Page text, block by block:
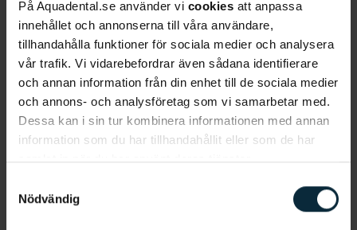
På Aquadental.se använder vi cookies att anpassa
innehållet och annonserna till våra användare,
tillhandahålla funktioner för sociala medier och analysera
vår trafik. Vi vidarebefordrar även sådana identifierare
och annan information från din enhet till de sociala medier
och annons- och analysföretag som vi samarbetar med.
Dessa kan i sin tur kombinera informationen med annan
information som du har tillhandahållit eller som de har
samlat in när du har använt deras tjänster.
Nödvändig
Dra ut en visdomstand i Göteborg
Dinavisdomständerär de tänder som bryter fram
sist och som sitter längst bak i varjekäke. När dina
visdomständer bryter kan de orsaka flera problem.
Bland annat kan det vara svårt att rengöra
ordentligt vid visdomständerna vilket kan öka
risken för att drabbas avkaries. Brist på rengöring
entandköttsinflammation
vid en delvis frambruten